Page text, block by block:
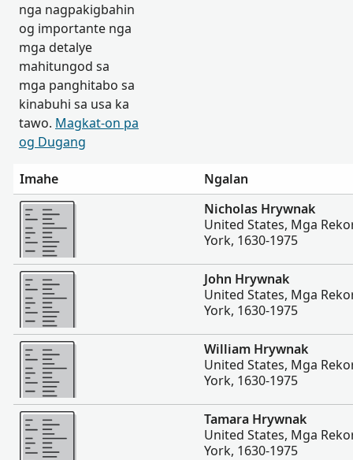
nga nagpakigbahin
og importante nga
mga detalye
mahitungod sa
mga panghitabo sa
kinabuhi sa usa ka
tawo. Magkat-on pa
og Dugang
Imahe
Ngalan
Dugang pa
Nicholas Hrywnak
United States, Mga
York, 1630-1975
Dugang pa
John Hrywnak
United States, Mga
York, 1630-1975
Dugang pa
William Hrywnak
United States, Mga
York, 1630-1975
Dugang pa
Tamara Hrywnak
United States, Mga
York, 1630-1975